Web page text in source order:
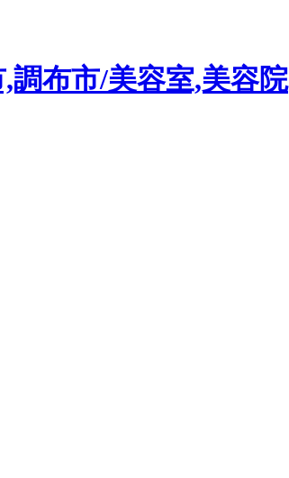
調布市/美容室,美容院